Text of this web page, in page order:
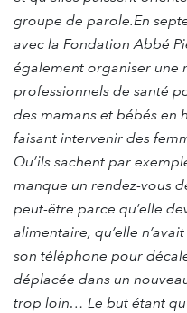
groupe de parole.En
avec la Fondation Abbé
également organiser une
professionnels de santé
des mamans et bébés en
faisant intervenir des
Qu’ils sachent par
manque un rendez-vous
peut-être parce qu’elle
alimentaire, qu’elle
son téléphone pour
déplacée dans un
trop loin… Le but étant